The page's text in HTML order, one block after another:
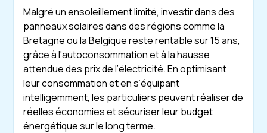
Malgré un ensoleillement limité, investir dans des
panneaux solaires dans des régions comme la
Bretagne ou la Belgique reste rentable sur 15 ans,
grâce à l'autoconsommation et à la hausse
attendue des prix de l’électricité. En optimisant
leur consommation et en s’équipant
intelligemment, les particuliers peuvent réaliser de
réelles économies et sécuriser leur budget
énergétique sur le long terme.